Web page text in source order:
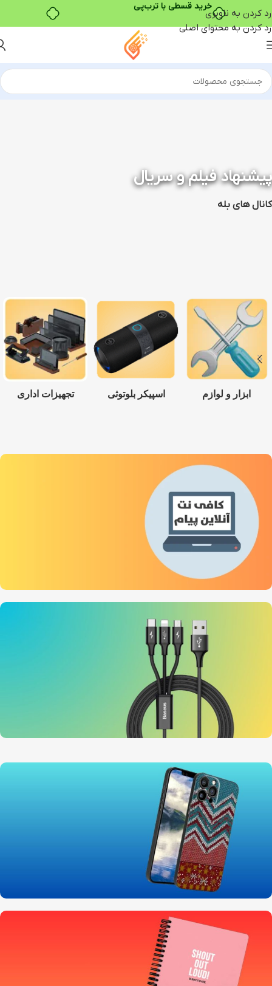
خرید قسطی با ترب‌پی
رد کردن به ناوبری
رد کردن به محتوای اصلی
پیشنهاد فیلم و سریال
کانال های بله
ابزار و لوازم اسپیکر بلوتوثی تجهیزات اداری
بصورت غیرحضوری
سفارش
انواع کابل شارژ
برای تمام گوشی ها
خرید کنید
انواع قاب و کاور
خرید کنید